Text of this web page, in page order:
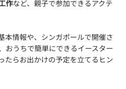
作など、親子で参加できるアクテ
本情報や、シンガポールで開催さ
おうちで簡単にできるイースター
たらお出かけの予定を立てるヒン